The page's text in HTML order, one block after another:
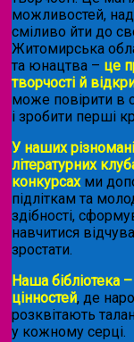
можливостей,
сміливо йти до
Житомирська
та юнацтва – це
творчості й
може повірити в
і зробити перші
У наших
літературних
конкурсахми
підліткам та
здібності,
навчитися
зростати.
Наша бібліотека
цінностей, де
розквітають
у кожному серці.